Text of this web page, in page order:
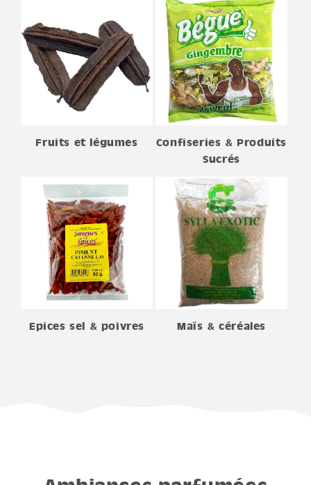
Fruits et légumes
Confiseries & Produits
Sucrés
Epices sel & poivres Maïs & céréales